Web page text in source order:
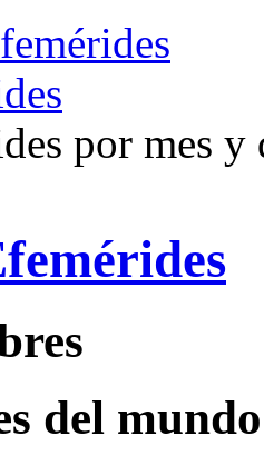
por mes y
del mundo